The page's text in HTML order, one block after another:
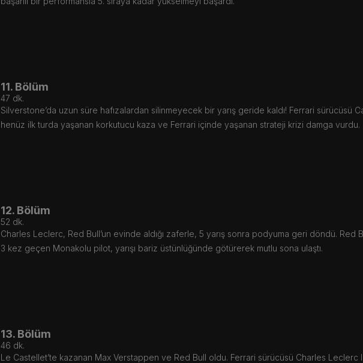
11. Bölüm
47 dk.
Silverstone’da uzun süre hafızalardan silinmeyecek bir yarış geride kaldı! Ferrari sürücüsü
henüz ilk turda yaşanan korkutucu kaza ve Ferrari içinde yaşanan strateji krizi damga vurdu.
12. Bölüm
52 dk.
Charles Leclerc, Red Bull’un evinde aldığı zaferle, 5 yarış sonra podyuma geri döndü. Red
3 kez geçen Monakolu pilot, yarışı bariz üstünlüğünde götürerek mutlu sona ulaştı.
13. Bölüm
46 dk.
Le Castellet’te kazanan Max Verstappen ve Red Bull oldu. Ferrari sürücüsü Charles Leclerc